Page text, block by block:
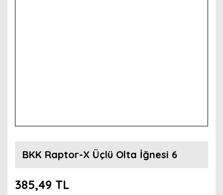
BKK Raptor-X Üçlü Olta İğnesi 6
385,49 TL